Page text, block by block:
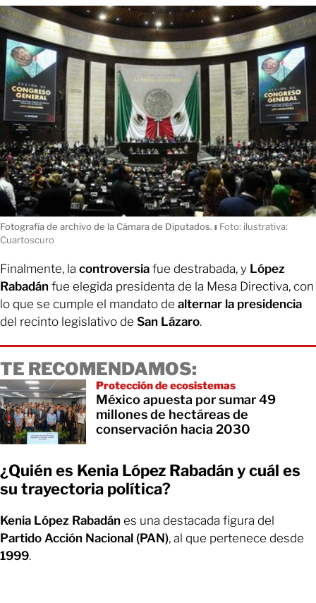
Fotografía de archivo de la Cámara de Diputados. ı Foto: ilustrativa:
Cuartoscuro
Finalmente, la controversia fue destrabada, y López
Rabadán fue elegida presidenta de la Mesa Directiva, con
lo que se cumple el mandato de alternar la presidencia
del recinto legislativo de San Lázaro.
TE RECOMENDAMOS:
Protección de ecosistemas
México apuesta por sumar 49
millones de hectáreas de
conservación hacia 2030
¿Quién es Kenia López Rabadán y cuál es
su trayectoria política?
Kenia López Rabadán es una destacada figura del
Partido Acción Nacional (PAN), al que pertenece desde
1999.